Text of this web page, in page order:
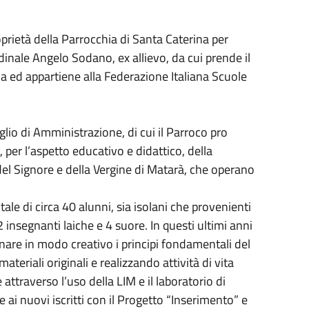
della Parrocchia di Santa Caterina per
Angelo Sodano, ex allievo, da cui prende il
appartiene alla Federazione Italiana Scuole
di Amministrazione, di cui il Parroco pro
l’aspetto educativo e didattico, della
Signore e della Vergine di Matarà, che operano
di circa 40 alunni, sia isolani che provenienti
laiche e 4 suore. In questi ultimi anni
in modo creativo i principi fondamentali del
originali e realizzando attività di vita
l’uso della LIM e il laboratorio di
ai nuovi iscritti con il Progetto “Inserimento” e